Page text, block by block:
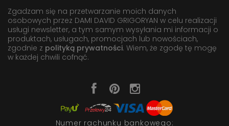
Zgadzam się na przetwarzanie moich danych
osobowych przez DAMI DAVID GRIGORYAN w celu realizacji
usługi newsletter, a tym samym wysyłania mi informacji o
produktach, usługach, promocjach lub nowościach,
zgodnie z polityką prywatności. Wiem, że zgodę tę mogę
w każdej chwili cofnąć.
Numer rachunku bankowego: